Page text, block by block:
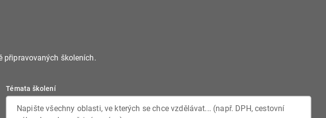
připravovaných školeních.
Témata školení